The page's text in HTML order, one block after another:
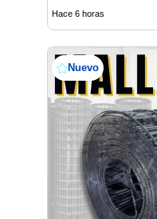
Hace 6 horas
Nuevo